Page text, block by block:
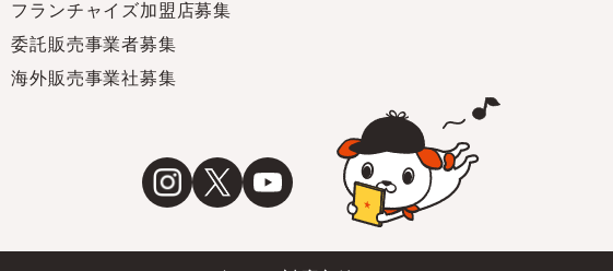
フランチャイズ加盟店募集
委託販売事業者募集
海外販売事業社募集